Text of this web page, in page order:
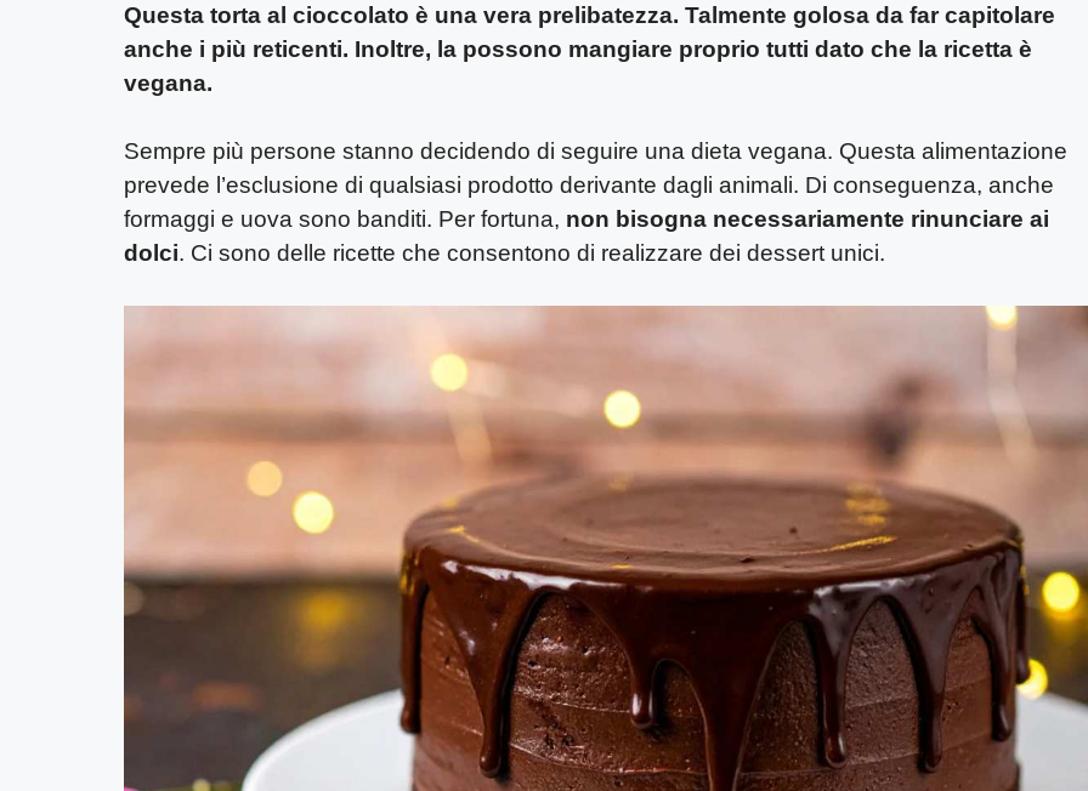
Questa torta al cioccolato è una vera prelibatezza. Talmente golosa da far capitolare
anche i più reticenti. Inoltre, la possono mangiare proprio tutti dato che la ricetta è
vegana.
Sempre più persone stanno decidendo di seguire una dieta vegana. Questa alimentazione
prevede l’esclusione di qualsiasi prodotto derivante dagli animali. Di conseguenza, anche
formaggi e uova sono banditi. Per fortuna, non bisogna necessariamente rinunciare ai
dolci. Ci sono delle ricette che consentono di realizzare dei dessert unici.